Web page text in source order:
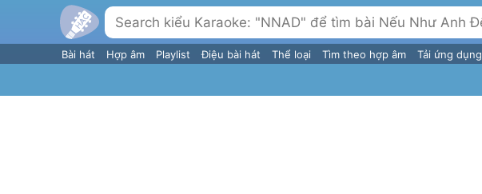
Bài hát Hợp âm Playlist Điệu bài hát Thể loại Tìm theo hợp âm Tải ứng dụng